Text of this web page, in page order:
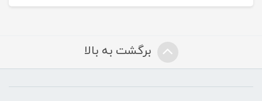
برگشت به بالا